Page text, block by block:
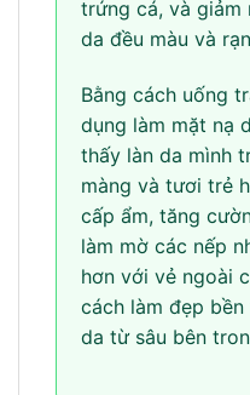
trứng cá, và giảm
da đều màu và
Bằng cách uống
dụng làm mặt nạ
thấy làn da mình
màng và tươi trẻ
cấp ẩm, tăng
làm mờ các nếp
hơn với vẻ ngoài
cách làm đẹp
da từ sâu bên